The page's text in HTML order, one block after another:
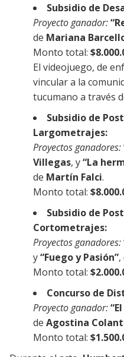
Subsidio de
Proyecto ganador:
de Mariana
Monto total:
El videojuego, de
vincular a la
tucumano a través
Subsidio de
Largometrajes:
Proyectos ganadores:
Villegas, y“La
de Martín Falci.
Monto total:
Subsidio de
Cortometrajes:
Proyectos ganadores:
y“Fuego y Pasión”,
Monto total:
Concurso de
Proyecto ganador:
de Agostina
Monto total: